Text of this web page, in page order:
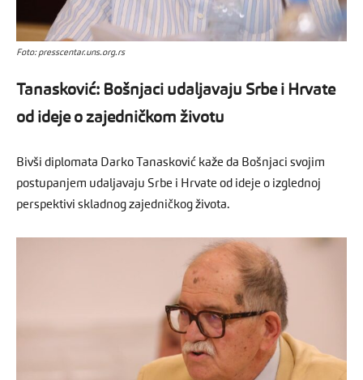
Foto: presscentar.uns.org.rs
Tanasković: Bošnjaci udaljavaju Srbe i Hrvate
od ideje o zajedničkom životu
Bivši diplomata Darko Tanasković kaže da Bošnjaci svojim
postupanjem udaljavaju Srbe i Hrvate od ideje o izglednoj
perspektivi skladnog zajedničkog života.